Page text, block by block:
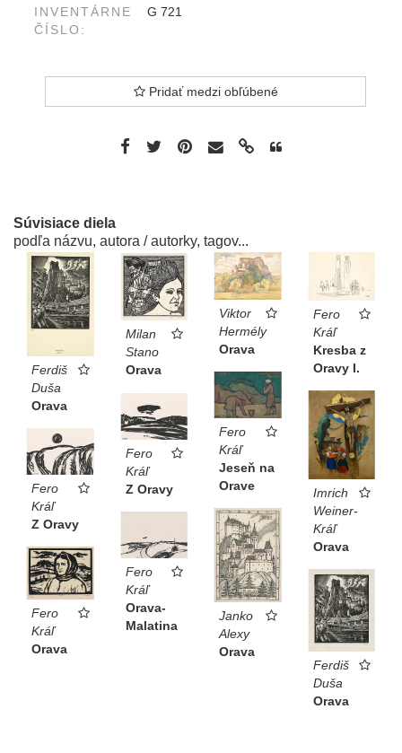
INVENTÁRNE
ČÍSLO:
G 721
Pridať medzi obľúbené
Súvisiace diela
podľa názvu, autora / autorky, tagov...
Ferdiš
Duša
Orava
Milan
Stano
Orava
Viktor
Hermély
Orava
Fero
Kráľ
Kresba z
Oravy I.
Fero
Kráľ
Jeseň na
Orave
Imrich
Weiner-
Kráľ
Orava
Fero
Kráľ
Z Oravy
Fero
Kráľ
Z Oravy
Janko
Alexy
Orava
Fero
Kráľ
Orava-
Malatina
Fero
Kráľ
Orava
Ferdiš
Duša
Orava